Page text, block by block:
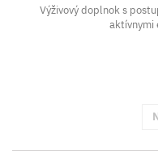
Výživový doplnok s
aktívnymi